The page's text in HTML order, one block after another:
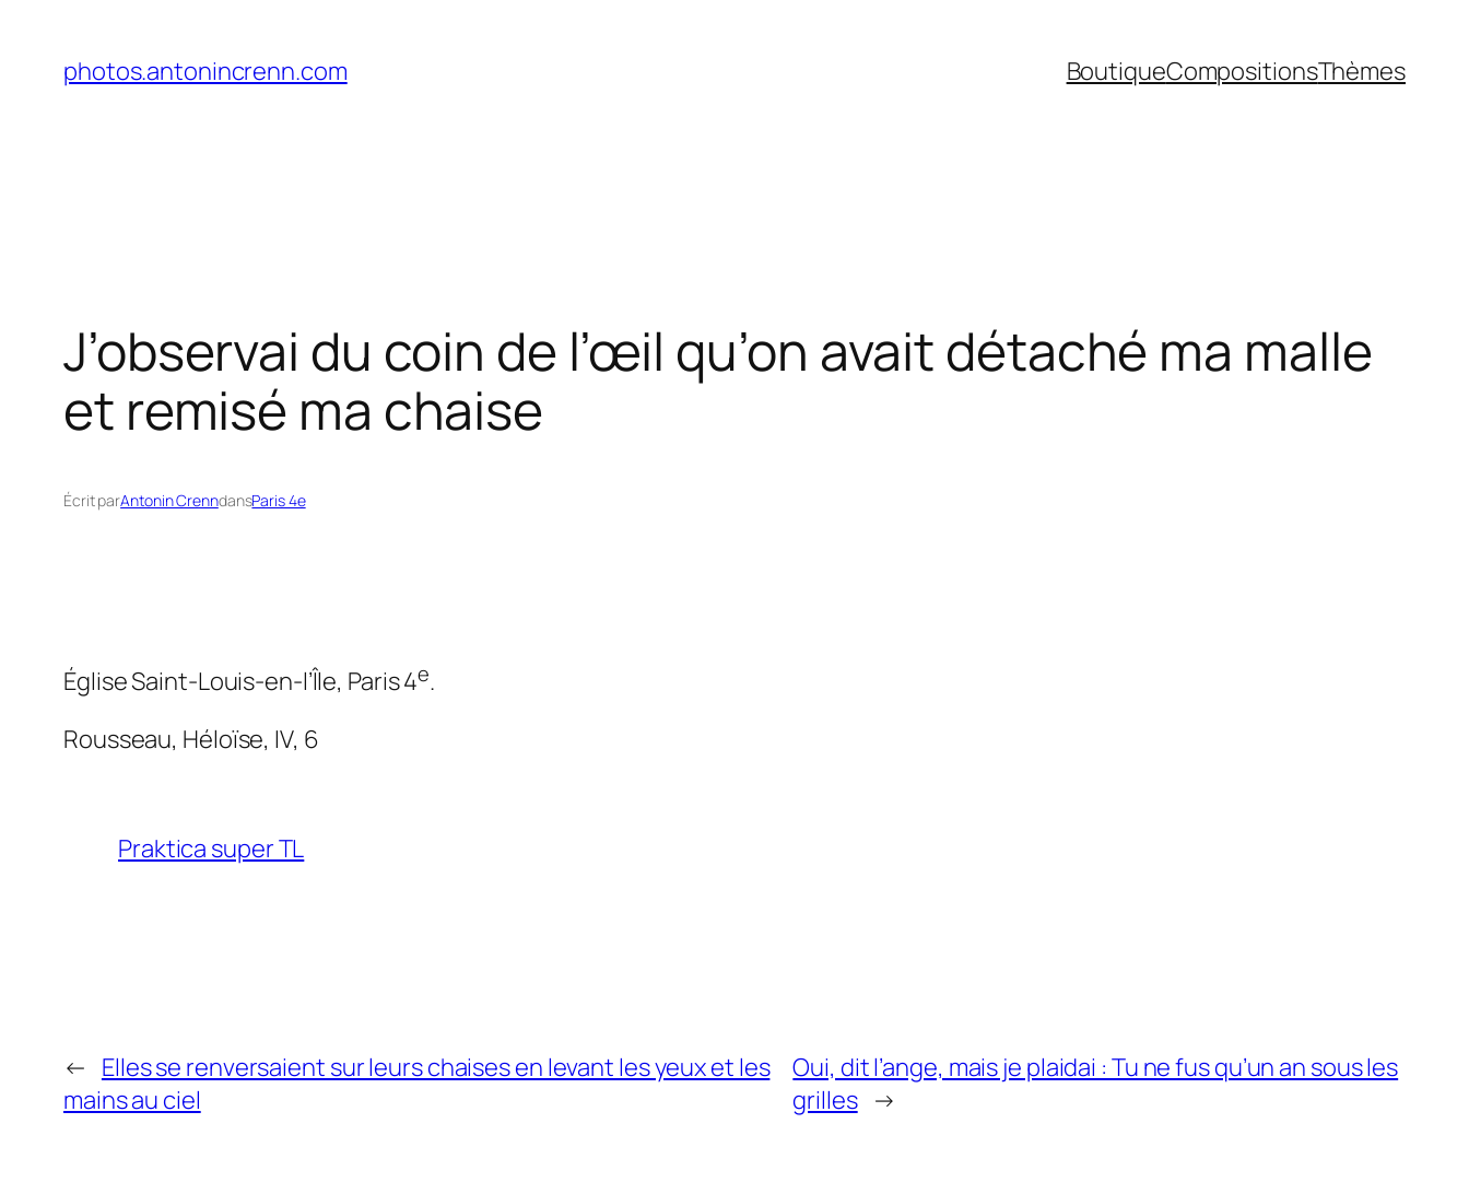
contenu
photos.antonincrenn.com BoutiqueCompositionsThèmes
J’observai du coin de l’œil qu’on avait détaché ma malle
et remisé ma chaise
Écrit parAntonin CrenndansParis 4e
Église Saint-Louis-en-l’Île, Paris 4e.
Rousseau, Héloïse, IV, 6
Praktica super TL
← Elles se renversaient sur leurs chaises en levant les yeux et les
mains au ciel
Oui, dit l’ange, mais je plaidai : Tu ne fus qu’un an sous les
grilles →